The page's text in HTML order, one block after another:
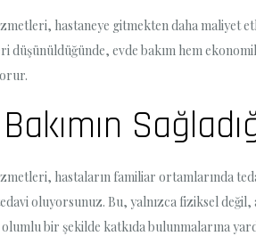
hastaneye gitmekten daha maliyet
düşünüldüğünde, evde bakım hem
hastaların familiar ortamlarında
oluyorsunuz. Bu, yalnızca fiziksel değil,
bir şekilde katkıda bulunmalarına